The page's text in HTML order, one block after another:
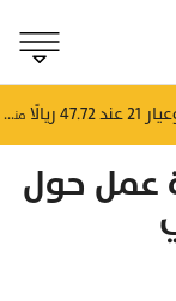
منذ ٧ ساعات
عمل حول